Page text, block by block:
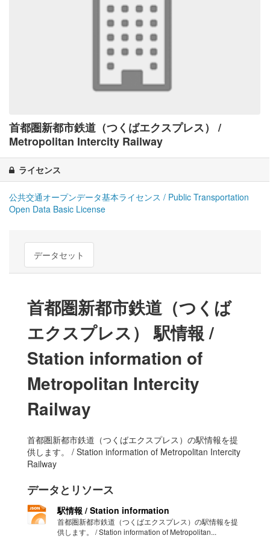
首都圏新都市鉄道（つくばエクスプレス） /
Metropolitan Intercity Railway
ライセンス
公共交通オープンデータ基本ライセンス / Public Transportation
Open Data Basic License
データセット
首都圏新都市鉄道（つくば
エクスプレス） 駅情報 /
Station information of
Metropolitan Intercity
Railway
首都圏新都市鉄道（つくばエクスプレス）の駅情報を提
供します。 / Station information of Metropolitan Intercity
Railway
データとリソース
駅情報 / Station information
首都圏新都市鉄道（つくばエクスプレス）の駅情報を提
供します。 / Station information of Metropolitan...